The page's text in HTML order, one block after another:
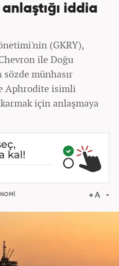
iddia
(GKRY),
ile Doğu
münhasır
Aphrodite isimli
için anlaşmaya